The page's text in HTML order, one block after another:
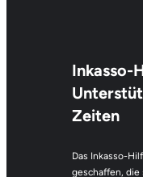
Inkasso-
Zeiten
Das Inkasso-
geschaffen, die